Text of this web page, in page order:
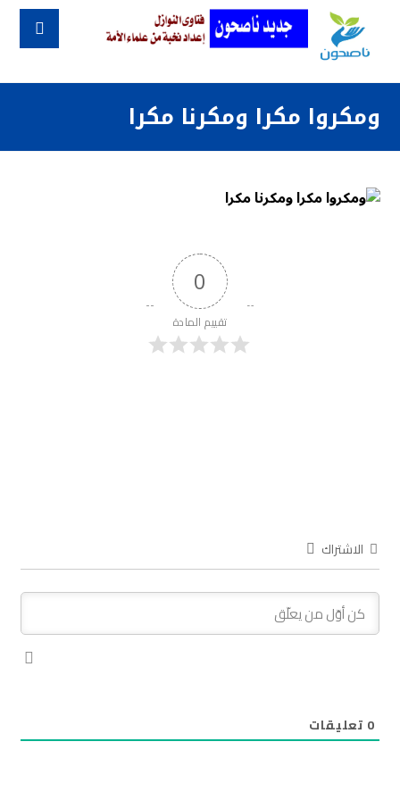
ومكروا مكرا ومكرنا مكرا
0
تقييم المادة
الاشتراك
0 تعليقات